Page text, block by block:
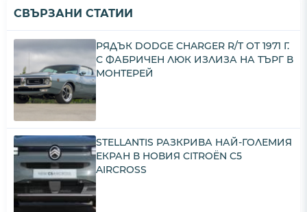
СВЪРЗАНИ СТАТИИ
РЯДЪК DODGE CHARGER R/T ОТ 1971 Г.
С ФАБРИЧЕН ЛЮК ИЗЛИЗА НА ТЪРГ В
МОНТЕРЕЙ
STELLANTIS РАЗКРИВА НАЙ-ГОЛЕМИЯ
ЕКРАН В НОВИЯ CITROËN C5
AIRCROSS